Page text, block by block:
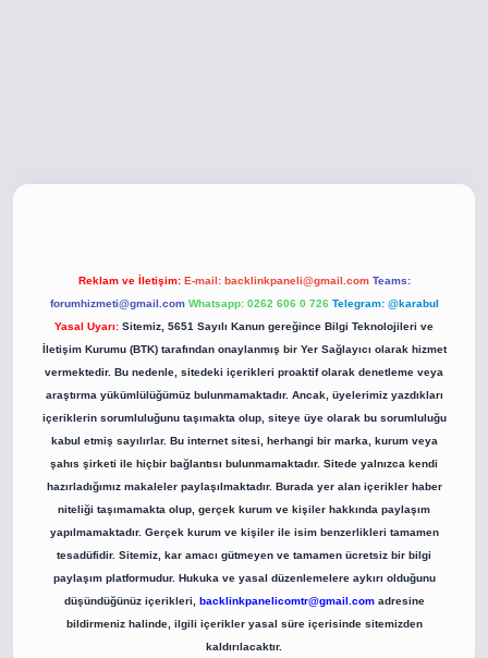
Reklam ve İletişim: E-mail: backlinkpaneli@gmail.com Teams:
forumhizmeti@gmail.com Whatsapp: 0262 606 0 726 Telegram: @karabul
Yasal Uyarı: Sitemiz, 5651 Sayılı Kanun gereğince Bilgi Teknolojileri ve
İletişim Kurumu (BTK) tarafından onaylanmış bir Yer Sağlayıcı olarak hizmet
vermektedir. Bu nedenle, sitedeki içerikleri proaktif olarak denetleme veya
araştırma yükümlülüğümüz bulunmamaktadır. Ancak, üyelerimiz yazdıkları
içeriklerin sorumluluğunu taşımakta olup, siteye üye olarak bu sorumluluğu
kabul etmiş sayılırlar. Bu internet sitesi, herhangi bir marka, kurum veya
şahıs şirketi ile hiçbir bağlantısı bulunmamaktadır. Sitede yalnızca kendi
hazırladığımız makaleler paylaşılmaktadır. Burada yer alan içerikler haber
niteliği taşımamakta olup, gerçek kurum ve kişiler hakkında paylaşım
yapılmamaktadır. Gerçek kurum ve kişiler ile isim benzerlikleri tamamen
tesadüfidir. Sitemiz, kar amacı gütmeyen ve tamamen ücretsiz bir bilgi
paylaşım platformudur. Hukuka ve yasal düzenlemelere aykırı olduğunu
düşündüğünüz içerikleri, backlinkpanelicomtr@gmail.comadresine
bildirmeniz halinde, ilgili içerikler yasal süre içerisinde sitemizden
kaldırılacaktır.